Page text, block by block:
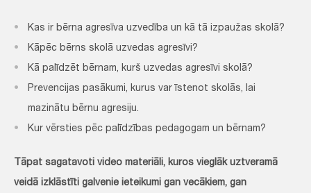
Kas ir bērna agresīva uzvedība un kā tā izpaužas skolā?
Kāpēc bērns skolā uzvedas agresīvi?
Kā palīdzēt bērnam, kurš uzvedas agresīvi skolā?
Prevencijas pasākumi, kurus var īstenot skolās, lai
mazinātu bērnu agresiju.
Kur vērsties pēc palīdzības pedagogam un bērnam?
Tāpat sagatavoti video materiāli, kuros vieglāk uztveramā
veidā izklāstīti galvenie ieteikumi gan vecākiem, gan